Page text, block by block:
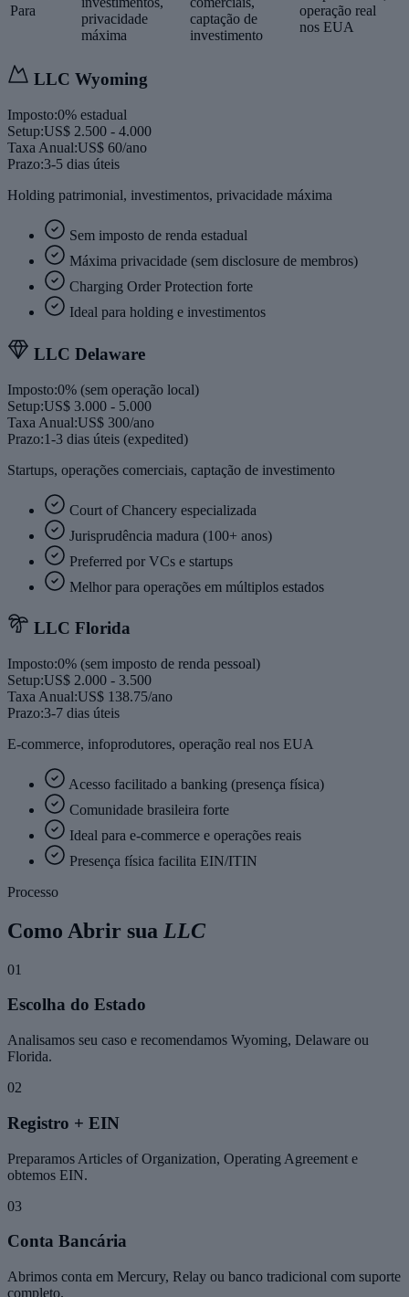
Para
privacidade
máxima
captação de
investimento
operação real
nos EUA
LLC Wyoming
Imposto:0% estadual
Setup:US$ 2.500 - 4.000
Taxa Anual:US$ 60/ano
Prazo:3-5 dias úteis
Holding patrimonial, investimentos, privacidade máxima
Sem imposto de renda estadual
Máxima privacidade (sem disclosure de membros)
Charging Order Protection forte
Ideal para holding e investimentos
LLC Delaware
Imposto:0% (sem operação local)
Setup:US$ 3.000 - 5.000
Taxa Anual:US$ 300/ano
Prazo:1-3 dias úteis (expedited)
Startups, operações comerciais, captação de investimento
Court of Chancery especializada
Jurisprudência madura (100+ anos)
Preferred por VCs e startups
Melhor para operações em múltiplos estados
LLC Florida
Imposto:0% (sem imposto de renda pessoal)
Setup:US$ 2.000 - 3.500
Taxa Anual:US$ 138.75/ano
Prazo:3-7 dias úteis
E-commerce, infoprodutores, operação real nos EUA
Acesso facilitado a banking (presença física)
Comunidade brasileira forte
Ideal para e-commerce e operações reais
Presença física facilita EIN/ITIN
Processo
Como Abrir sua LLC
01
Escolha do Estado
Analisamos seu caso e recomendamos Wyoming, Delaware ou
Florida.
02
Registro + EIN
Preparamos Articles of Organization, Operating Agreement e
obtemos EIN.
03
Conta Bancária
Abrimos conta em Mercury, Relay ou banco tradicional com suporte
completo.